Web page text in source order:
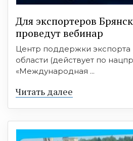
Для экспортеров
проведут вебинар
Центр поддержки
области (действует по
«Международная ...
Читать далее